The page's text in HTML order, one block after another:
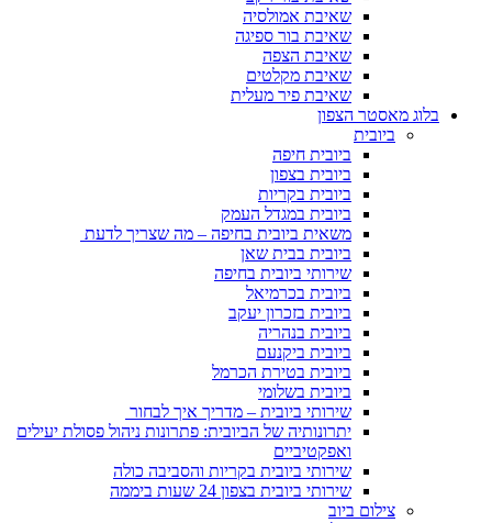
שאיבת אמולסיה
שאיבת בור ספיגה
שאיבת הצפה
שאיבת מקלטים
שאיבת פיר מעלית
בלוג מאסטר הצפון
ביובית
ביובית חיפה
ביובית בצפון
ביובית בקריות
ביובית במגדל העמק
משאית ביובית בחיפה – מה שצריך לדעת
ביובית בבית שאן
שירותי ביובית בחיפה
ביובית בכרמיאל
ביובית בזכרון יעקב
ביובית בנהריה
ביובית ביקנעם
ביובית בטירת הכרמל
ביובית בשלומי
שירותי ביובית – מדריך איך לבחור
יתרונותיה של הביובית: פתרונות ניהול פסולת יעילים
ואפקטיביים
שירותי ביובית בקריות והסביבה כולה
שירותי ביובית בצפון 24 שעות ביממה
צילום ביוב